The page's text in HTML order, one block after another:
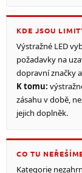
KDE JSOU
Výstražné LED
požadavky na
dopravní značky
K tomu:
zásahu v době,
jejich doplněk.
CO TU
Kategorie